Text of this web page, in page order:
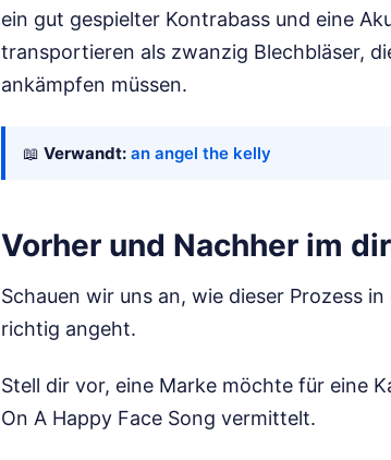
ein gut gespielter Kontrabass und eine
transportieren als zwanzig Blechbläser,
ankämpfen müssen.
📖 Verwandt: an angel the kelly
Vorher und Nachher im
Schauen wir uns an, wie dieser Prozess
richtig angeht.
Stell dir vor, eine Marke möchte für eine
On A Happy Face Song vermittelt.